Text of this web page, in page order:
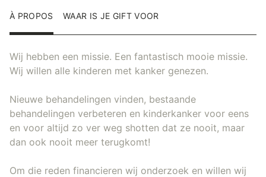
À PROPOS WAAR IS JE GIFT VOOR
Wij hebben een missie. Een fantastisch mooie missie.
Wij willen alle kinderen met kanker genezen.
Nieuwe behandelingen vinden, bestaande
behandelingen verbeteren en kinderkanker voor eens
en voor altijd zo ver weg shotten dat ze nooit, maar
dan ook nooit meer terugkomt!
Om die reden financieren wij onderzoek en willen wij